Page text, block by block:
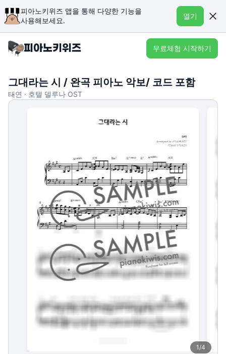
피아노키위즈 앱을 통해 다양한 기능을
사용해보세요.
열기
무료체험 시작하기
그대라는 시 / 완곡 피아노 악보/ 코드 포함
태연 · 호텔 델루나 OST
1/4